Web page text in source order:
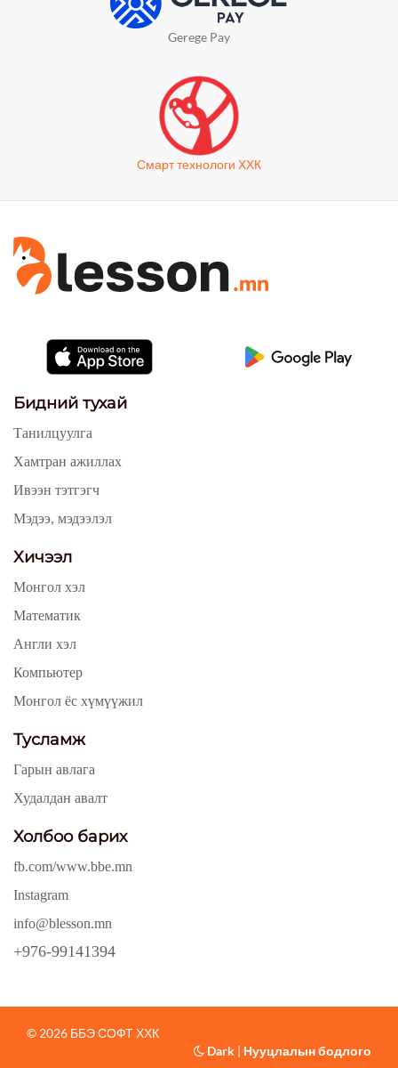
Gerege Pay
Смарт технологи ХХК
Бидний тухай
Танилцуулга
Хамтран ажиллах
Ивээн тэтгэгч
Мэдээ, мэдээлэл
Хичээл
Монгол хэл
Математик
Англи хэл
Компьютер
Монгол ёс хүмүүжил
Тусламж
Гарын авлага
Худалдан авалт
Холбоо барих
fb.com/www.bbe.mn
Instagram
info@blesson.mn
+976-99141394
© 2026 ББЭ СОФТ ХХК
Dark | Нууцлалын бодлого